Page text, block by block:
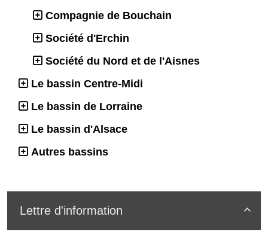
Compagnie de Bouchain
Société d'Erchin
Société du Nord et de l'Aisnes
Le bassin Centre-Midi
Le bassin de Lorraine
Le bassin d'Alsace
Autres bassins

Lettre d'information